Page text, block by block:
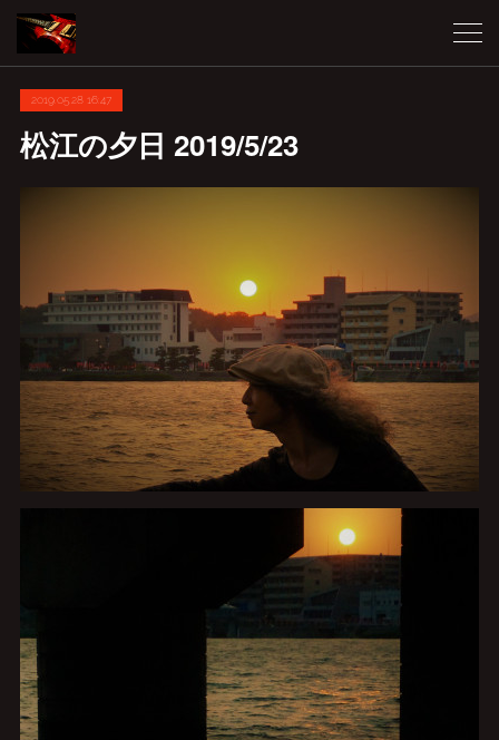
2019.05.28 16:47
松江の夕日 2019/5/23